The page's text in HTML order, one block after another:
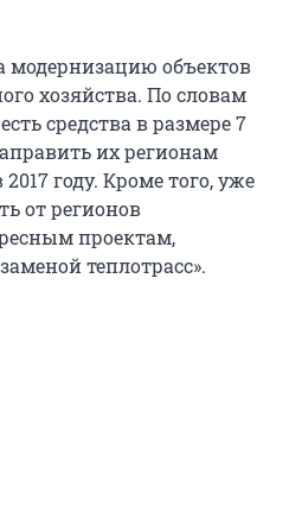
модернизацию объектов
хозяйства. По словам
средства в размере 7
их регионам
году. Кроме того, уже
от регионов
проектам,
теплотрасс».